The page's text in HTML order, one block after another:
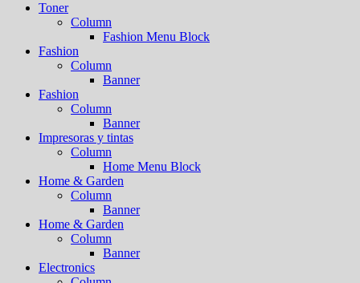
Toner
Column
Fashion Menu Block
Fashion
Column
Banner
Fashion
Column
Banner
Impresoras y tintas
Column
Home Menu Block
Home & Garden
Column
Banner
Home & Garden
Column
Banner
Electronics